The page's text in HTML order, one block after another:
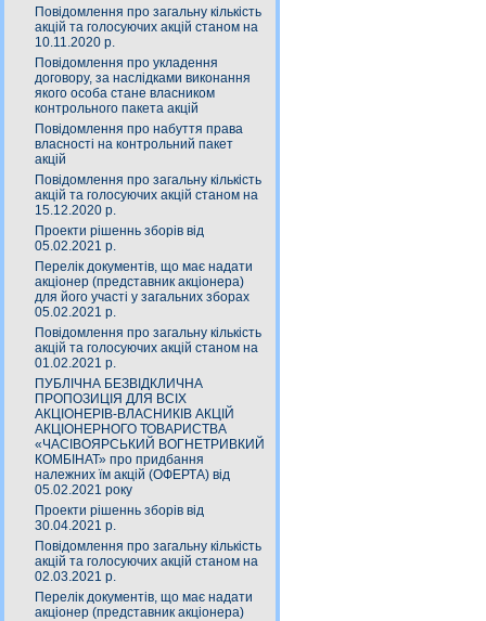
Повідомлення про загальну кількість
акцій та голосуючих акцій станом на
10.11.2020 р.
Повідомлення про укладення
договору, за наслідками виконання
якого особа стане власником
контрольного пакета акцій
Повідомлення про набуття права
власності на контрольний пакет
акцій
Повідомлення про загальну кількість
акцій та голосуючих акцій станом на
15.12.2020 р.
Проекти рішеннь зборів від
05.02.2021 р.
Перелік документів, що має надати
акціонер (представник акціонера)
для його участі у загальних зборах
05.02.2021 р.
Повідомлення про загальну кількість
акцій та голосуючих акцій станом на
01.02.2021 р.
ПУБЛІЧНА БЕЗВІДКЛИЧНА
ПРОПОЗИЦІЯ ДЛЯ ВСІХ
АКЦІОНЕРІВ-ВЛАСНИКІВ АКЦІЙ
АКЦІОНЕРНОГО ТОВАРИСТВА
«ЧАСIВОЯРСЬКИЙ ВОГНЕТРИВКИЙ
КОМБIНАТ» про придбання
належних їм акцій (ОФЕРТА) від
05.02.2021 року
Проекти рішеннь зборів від
30.04.2021 р.
Повідомлення про загальну кількість
акцій та голосуючих акцій станом на
02.03.2021 р.
Перелік документів, що має надати
акціонер (представник акціонера)